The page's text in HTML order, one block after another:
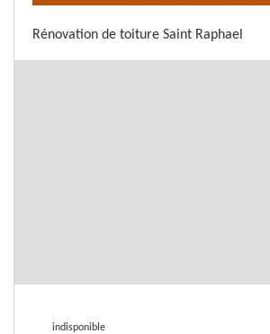
Rénovation de toiture Saint Raphael
indisponible